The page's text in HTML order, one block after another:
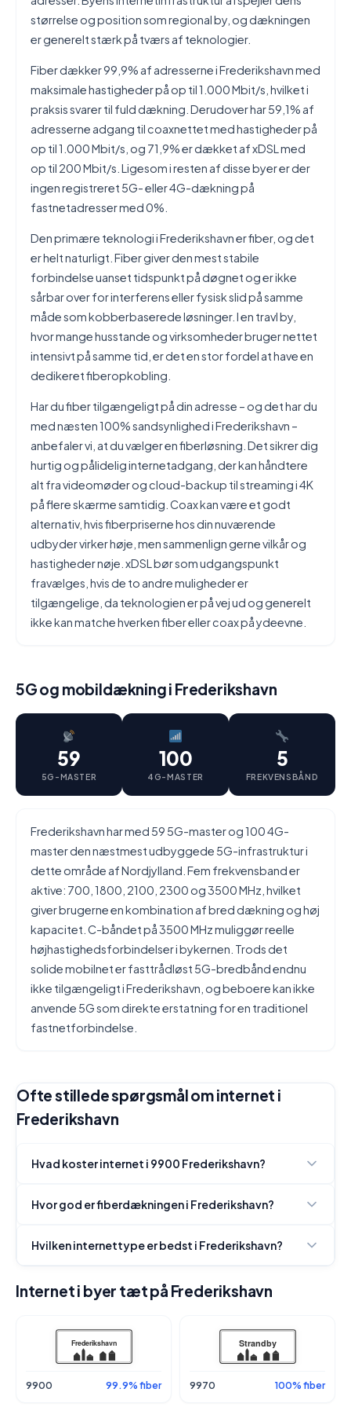
størrelse og position som regional by, og dækningen
er generelt stærk på tværs af teknologier.
Fiber dækker 99,9% af adresserne i Frederikshavn med
maksimale hastigheder på op til 1.000 Mbit/s, hvilket i
praksis svarer til fuld dækning. Derudover har 59,1% af
adresserne adgang til coaxnettet med hastigheder på
op til 1.000 Mbit/s, og 71,9% er dækket af xDSL med
op til 200 Mbit/s. Ligesom i resten af disse byer er der
ingen registreret 5G- eller 4G-dækning på
fastnetadresser med 0%.
Den primære teknologi i Frederikshavn er fiber, og det
er helt naturligt. Fiber giver den mest stabile
forbindelse uanset tidspunkt på døgnet og er ikke
sårbar over for interferens eller fysisk slid på samme
måde som kobberbaserede løsninger. I en travl by,
hvor mange husstande og virksomheder bruger nettet
intensivt på samme tid, er det en stor fordel at have en
dedikeret fiberopkobling.
Har du fiber tilgængeligt på din adresse – og det har du
med næsten 100% sandsynlighed i Frederikshavn –
anbefaler vi, at du vælger en fiberløsning. Det sikrer dig
hurtig og pålidelig internetadgang, der kan håndtere
alt fra videomøder og cloud-backup til streaming i 4K
på flere skærme samtidig. Coax kan være et godt
alternativ, hvis fiberpriserne hos din nuværende
udbyder virker høje, men sammenlign gerne vilkår og
hastigheder nøje. xDSL bør som udgangspunkt
fravælges, hvis de to andre muligheder er
tilgængelige, da teknologien er på vej ud og generelt
ikke kan matche hverken fiber eller coax på ydeevne.
5G og mobildækning i Frederikshavn
59
5G-MASTER
100
4G-MASTER
5
FREKVENSBÅND
Frederikshavn har med 59 5G-master og 100 4G-
master den næstmest udbyggede 5G-infrastruktur i
dette område af Nordjylland. Fem frekvensband er
aktive: 700, 1800, 2100, 2300 og 3500 MHz, hvilket
giver brugerne en kombination af bred dækning og høj
kapacitet. C-båndet på 3500 MHz muliggør reelle
højhastighedsforbindelser i bykernen. Trods det
solide mobilnet er fasttrådløst 5G-bredbånd endnu
ikke tilgængeligt i Frederikshavn, og beboere kan ikke
anvende 5G som direkte erstatning for en traditionel
fastnetforbindelse.
Ofte stillede spørgsmål om internet i
Frederikshavn
Hvad koster internet i 9900 Frederikshavn?
Hvor god er fiberdækningen i Frederikshavn?
Hvilken internettype er bedst i Frederikshavn?
Internet i byer tæt på Frederikshavn
9900 99.9% fiber 9970 100% fiber